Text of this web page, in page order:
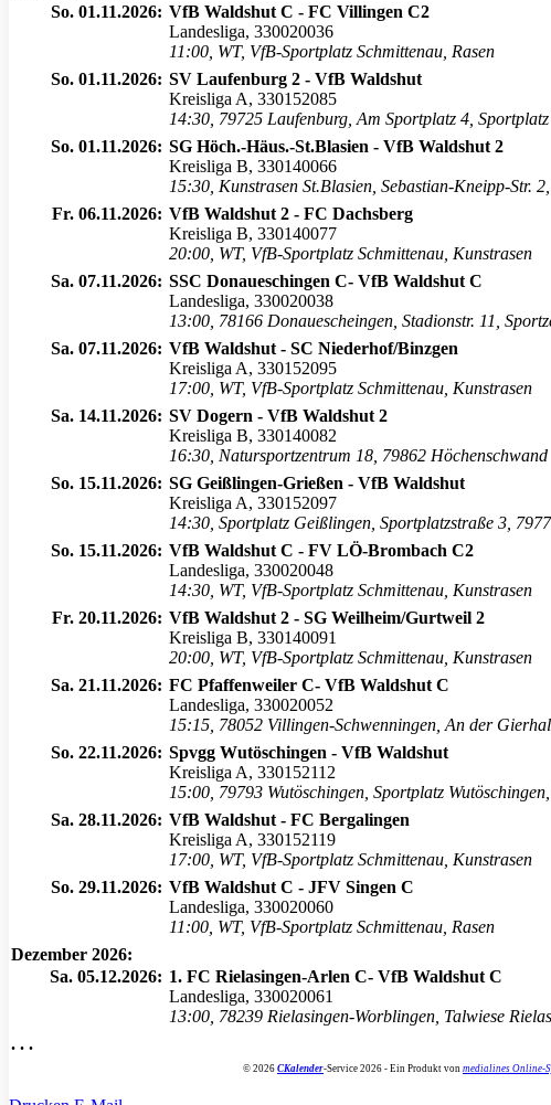
So. 01.11.2026: VfB Waldshut C - FC Villingen C2
Landesliga, 330020036
11:00 WT, VfB-Sportplatz Schmittenau, Rasen
So. 01.11.2026: SV Laufenburg 2 - VfB Waldshut
Kreisliga A, 330152085
14:30 79725 Laufenburg, Am Sportplatz 4,
So. 01.11.2026: SG Höch.-Häus.-St.Blasien - VfB Waldshut 2
Kreisliga B, 330140066
15:30 Kunstrasen St.Blasien, Sebastian-Kneipp-Str.
Fr. 06.11.2026: VfB Waldshut 2 - FC Dachsberg
Kreisliga B, 330140077
20:00 WT, VfB-Sportplatz Schmittenau, Kunstrasen
Sa. 07.11.2026: SSC Donaueschingen C- VfB Waldshut C
Landesliga, 330020038
13:00 78166 Donauescheingen, Stadionstr. 11,
Sa. 07.11.2026: VfB Waldshut - SC Niederhof/Binzgen
Kreisliga A, 330152095
17:00 WT, VfB-Sportplatz Schmittenau, Kunstrasen
Sa. 14.11.2026: SV Dogern - VfB Waldshut 2
Kreisliga B, 330140082
16:30 Natursportzentrum 18, 79862 Höchenschwand
So. 15.11.2026: SG Geißlingen-Grießen - VfB Waldshut
Kreisliga A, 330152097
14:30 Sportplatz Geißlingen, Sportplatzstraße 3,
So. 15.11.2026: VfB Waldshut C - FV LÖ-Brombach C2
Landesliga, 330020048
14:30 WT, VfB-Sportplatz Schmittenau, Kunstrasen
Fr. 20.11.2026: VfB Waldshut 2 - SG Weilheim/Gurtweil 2
Kreisliga B, 330140091
20:00 WT, VfB-Sportplatz Schmittenau, Kunstrasen
Sa. 21.11.2026: FC Pfaffenweiler C- VfB Waldshut C
Landesliga, 330020052
15:15 78052 Villingen-Schwenningen, An der
So. 22.11.2026: Spvgg Wutöschingen - VfB Waldshut
Kreisliga A, 330152112
15:00 79793 Wutöschingen, Sportplatz
Sa. 28.11.2026: VfB Waldshut - FC Bergalingen
Kreisliga A, 330152119
17:00 WT, VfB-Sportplatz Schmittenau, Kunstrasen
So. 29.11.2026: VfB Waldshut C - JFV Singen C
Landesliga, 330020060
11:00 WT, VfB-Sportplatz Schmittenau, Rasen
Dezember 2026:
Sa. 05.12.2026: 1. FC Rielasingen-Arlen C- VfB Waldshut C
Landesliga, 330020061
13:00 78239 Rielasingen-Worblingen, Talwiese
. . .
© 2026 CKalender-Service 2026 - Ein Produkt von medialines Online-